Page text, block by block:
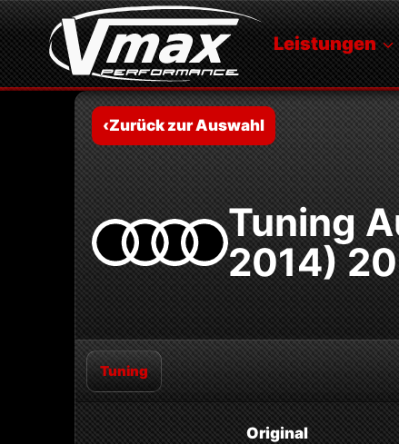
Zum
Inhalt
springen
Leistungen
‹Zurück zur Auswahl
Tuning
2014)
Tuning
Original